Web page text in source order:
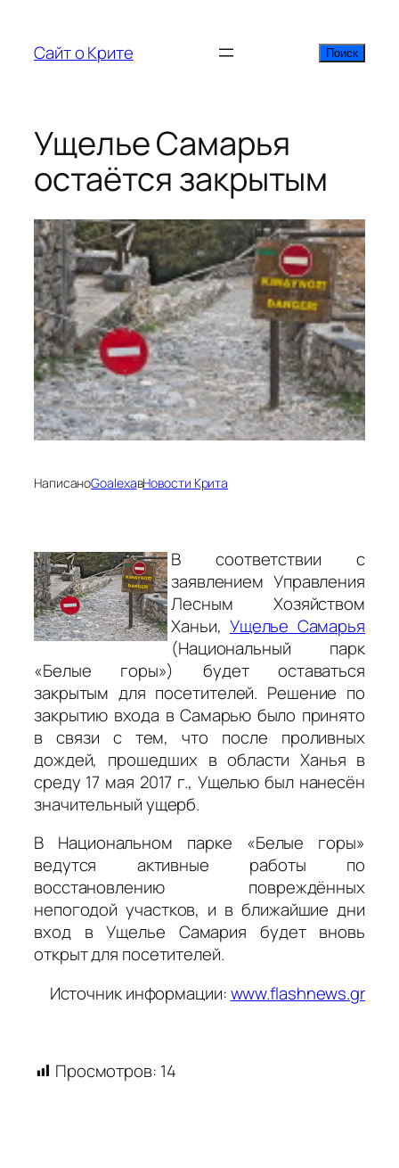
содержимому
Сайт о Крите Поиск
Поиск
Ущелье Самарья
остаётся закрытым
НаписаноGoalexaвНовости Крита
В соответствии с
заявлением Управления
Лесным Хозяйством
Ханьи, Ущелье Самарья
(Национальный парк
«Белые горы») будет оставаться
закрытым для посетителей. Решение по
закрытию входа в Самарью было принято
в связи с тем, что после проливных
дождей, прошедших в области Ханья в
среду 17 мая 2017 г., Ущелью был нанесён
значительный ущерб.
В Национальном парке «Белые горы»
ведутся активные работы по
восстановлению повреждённых
непогодой участков, и в ближайшие дни
вход в Ущелье Самария будет вновь
открыт для посетителей.
Источник информации:www.flashnews.gr
Просмотров: 14